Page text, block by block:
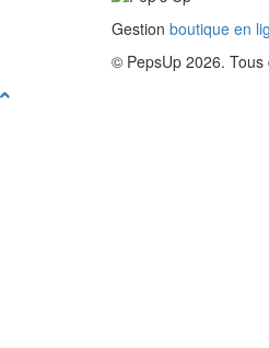
Gestion boutique en
© PepsUp 2026. Tous